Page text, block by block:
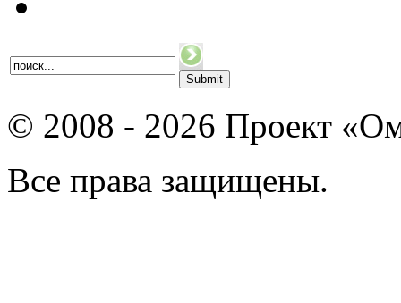
© 2008 - 2026 Проект
Все права защищены.